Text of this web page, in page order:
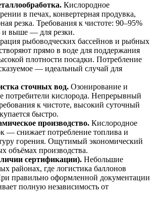
Кислородное
в печах, конвертерная продувка,
резка. Требования к чистоте: 90–95%
и выше — для резки.
рыбоводческих бассейнов и рыбных
прямо в воде для поддержания
плотности посадки. Потребление
— идеальный случай для
сточных вод. Озонирование и
потребители кислорода. Непрерывный
к чистоте, высокий суточный
быстро.
производство. Кислородное
— снижает потребление топлива и
горения. Ощутимый экономический
объёмах производства.
сертификации). Небольшие
районах, где логистика баллонов
правильно оформленной документации
полную независимость от